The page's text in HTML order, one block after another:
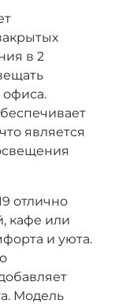
в 2
является
отлично
кафе или
и уюта.
Модель